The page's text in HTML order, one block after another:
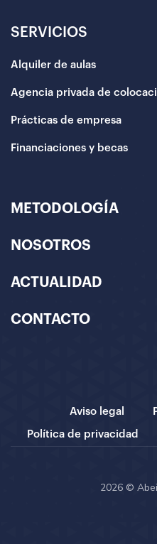
SERVICIOS
Alquiler de aulas
Agencia privada de
Prácticas de empresa
Financiaciones y becas
METODOLOGÍA
NOSOTROS
ACTUALIDAD
CONTACTO
Aviso legal
Política de privacidad
2026 ©